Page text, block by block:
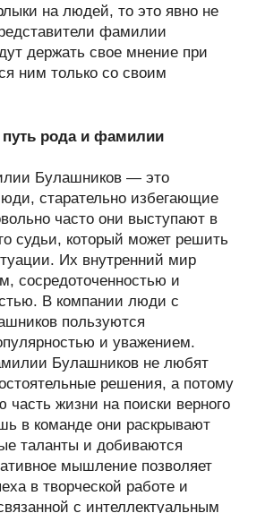
на людей, то это явно не
фамилии
держать свое мнение при
ним только со своим
рода и фамилии
Булашников — это
старательно избегающие
часто они выступают в
судьи, который может решить
Их внутренний мир
сосредоточенностью и
В компании люди с
пользуются
и уважением.
Булашников не любят
решения, а потому
часть жизни на поиски верного
в команде они раскрывают
таланты и добиваются
мышление позволяет
в творческой работе и
с интеллектуальным